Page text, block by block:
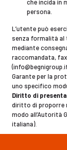
che incida in
persona.
L’utente può
senza formalità
mediante
raccomandata,
Garante per la
uno specifico
Diritto di
diritto di proporre
modo all’Autorità
italiana).